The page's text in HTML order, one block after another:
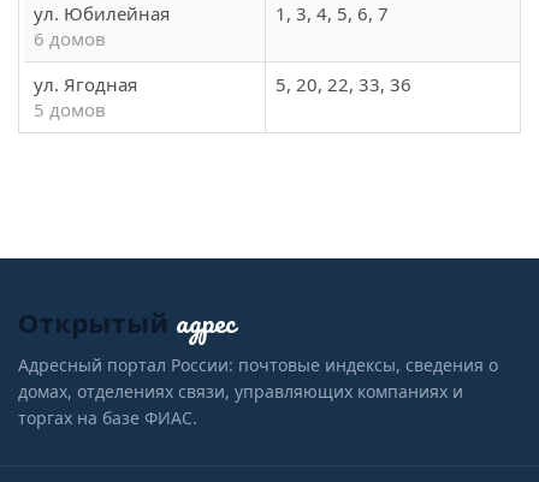
ул. Юбилейная
6 домов
1, 3, 4, 5, 6, 7
ул. Ягодная
5 домов
5, 20, 22, 33, 36
Открытый адрес
Адресный портал России: почтовые индексы, сведения о
домах, отделениях связи, управляющих компаниях и
торгах на базе ФИАС.